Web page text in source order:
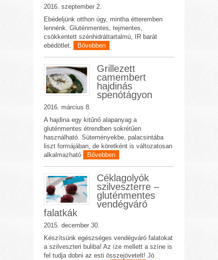
2016. szeptember 2.
Ebédeljünk otthon úgy, mintha étteremben
lennénk. Gluténmentes, tejmentes,
csökkentett szénhidráttartalmú, IR barát
ebédötlet.
Bővebben
Grillezett
camembert
hajdinás
spenótágyon
2016. március 8.
A hajdina egy kitűnő alapanyag a
gluténmentes étrendben sokrétűen
használható. Süteményekbe, palacsintába
liszt formájában, de köretként is változatosan
alkalmazható
Bővebben
Céklagolyók
szilveszterre –
gluténmentes
vendégváró
falatkák
2015. december 30.
Készítsünk egészséges vendégváró falatokat
a szilveszteri buliba! Az íze mellett a színe is
fel tudja dobni az esti összejövetelt! Jó